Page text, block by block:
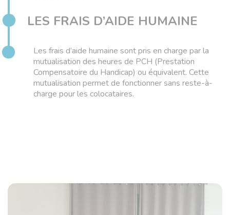
LES FRAIS D’AIDE HUMAINE
Les frais d’aide humaine sont pris en charge par la
mutualisation des heures de PCH (Prestation
Compensatoire du Handicap) ou équivalent. Cette
mutualisation permet de fonctionner sans reste-à-
charge pour les colocataires.